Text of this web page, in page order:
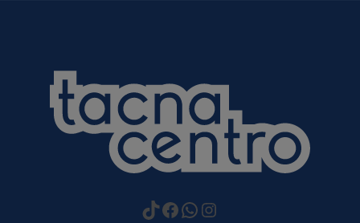
https://
Facebook
WhatsApp
Instagram